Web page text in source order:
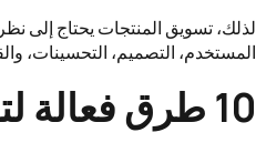
لذلك، تسويق المنتجات يحتاج إلى
المستخدم، التصميم، التحسينات،
10 طرق فعالة لتسويق منتجات متجرك الإلكتروني